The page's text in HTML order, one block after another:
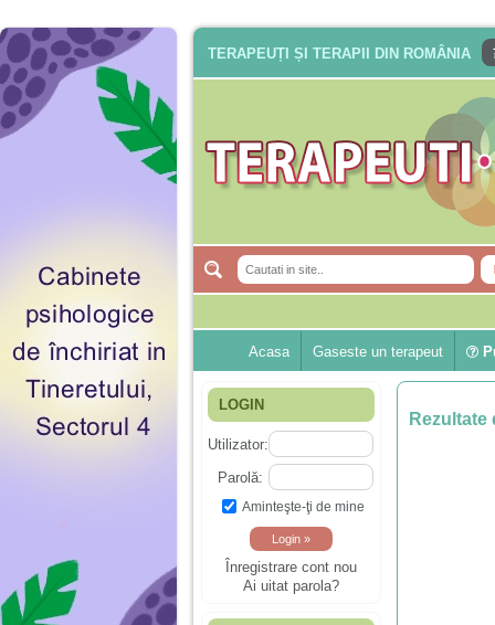
TERAPEUȚI ȘI TERAPII DIN ROMÂNIA
Acasa Gaseste un terapeut
LOGIN
Utilizator:
Parolă:
Aminteşte-ţi de mine
Înregistrare cont nou
Ai uitat parola?
Rezultate